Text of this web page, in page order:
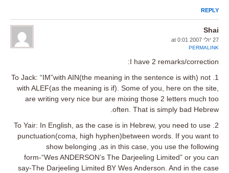
REPLY
Shai
27 יולי 2007 at 0:01
PERMALINK
I have 2 remarks/correction:
1. To Jack: “IM”with AIN(the meaning in the sentence is with) not
with ALEF(as the meaning is if). Some of you, here on the site,
are writing very nice bur are mixing those 2 letters much too
often. That is simply bad Hebrew.
2. To Yair: In English, as the case is in Hebrew, you need to use
punctuation(coma, high hyphen)between words. If you want to
show belonging ,as in this case, you use the following
form-“Wes ANDERSON’s The Darjeeling Limited” or you can
say-The Darjeeling Limited BY Wes Anderson. And in the case